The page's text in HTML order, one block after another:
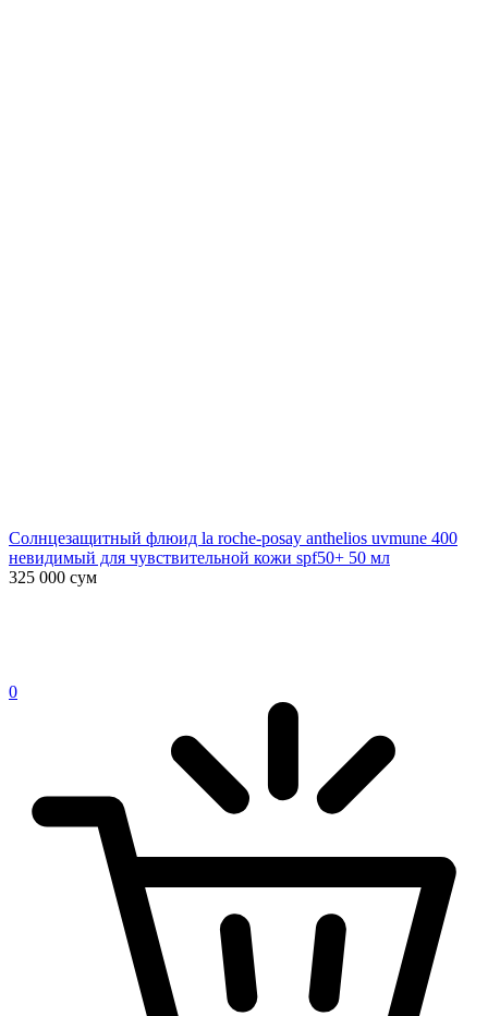
Солнцезащитный флюид la roche-posay anthelios uvmune 400
невидимый для чувствительной кожи spf50+ 50 мл
325 000 сум
0